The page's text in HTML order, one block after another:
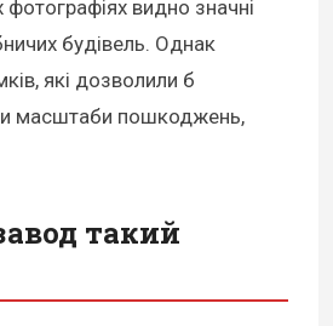
видно значні
будівель. Однак
які дозволили б
масштаби пошкоджень,
такий